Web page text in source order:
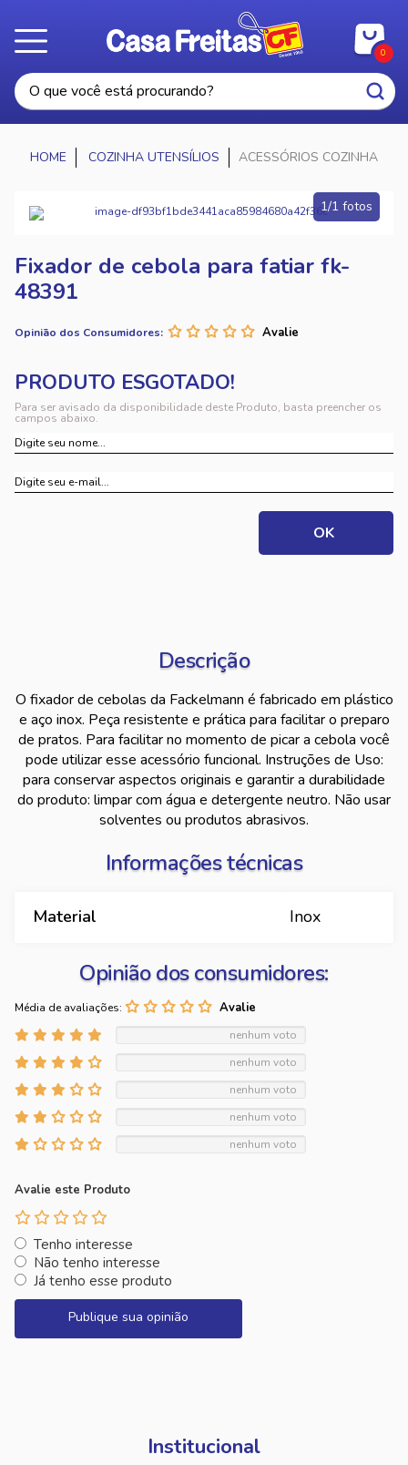
0
COZINHA UTENSÍLIOS ACESSÓRIOS COZINHA
1/1 fotos
Fixador de cebola para fatiar fk-
48391
Opinião dos Consumidores:
Para ser avisado da disponibilidade deste Produto, basta preencher os
campos abaixo.
Descrição
O fixador de cebolas da Fackelmann é fabricado em plástico
e aço inox. Peça resistente e prática para facilitar o preparo
de pratos. Para facilitar no momento de picar a cebola você
pode utilizar esse acessório funcional. Instruções de Uso:
para conservar aspectos originais e garantir a durabilidade
do produto: limpar com água e detergente neutro. Não usar
solventes ou produtos abrasivos.
Informações técnicas
Material Inox
Opinião dos consumidores:
Média de avaliações:
nenhum voto
nenhum voto
nenhum voto
nenhum voto
nenhum voto
Avalie este Produto
Tenho interesse
Não tenho interesse
Já tenho esse produto
Publique sua opinião
Institucional